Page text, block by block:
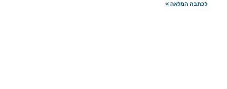
לכתבה המלאה »